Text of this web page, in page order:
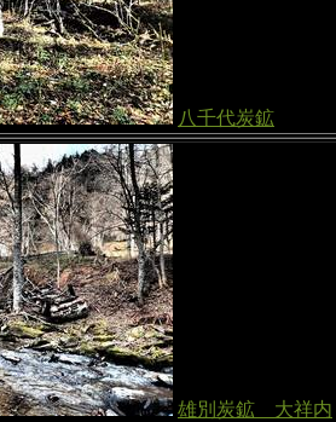
八千代炭鉱
雄別炭鉱 大祥内